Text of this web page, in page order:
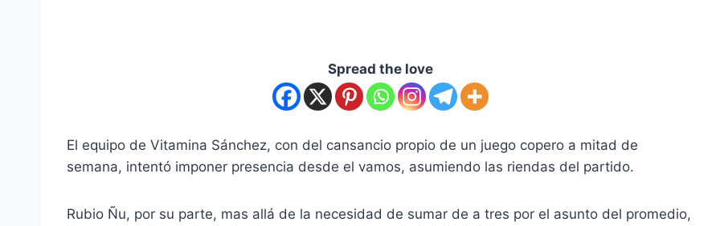
Spread the love
El equipo de Vitamina Sánchez, con del cansancio propio de un juego copero a mitad de
semana, intentó imponer presencia desde el vamos, asumiendo las riendas del partido.
Rubio Ñu, por su parte, mas allá de la necesidad de sumar de a tres por el asunto del promedio,